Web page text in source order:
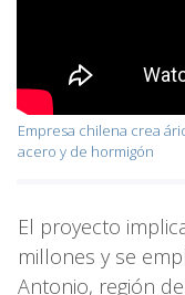
Empresa chilena crea
acero y de hormigón
El proyecto
millones y se
Antonio, región